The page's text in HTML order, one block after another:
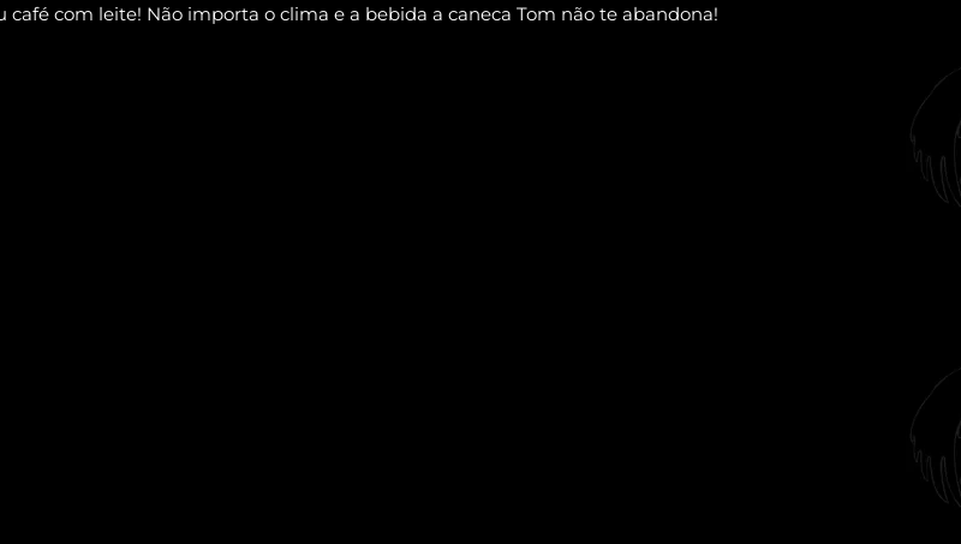
com leite! Não importa o clima e a bebida a caneca Tom não te abandona!